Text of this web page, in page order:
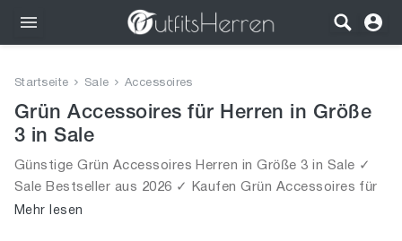
Bekleidung
Schuhe
Startseite Sale Accessoires
Grün Accessoires für Herren in Größe
3 in Sale
Günstige Grün Accessoires Herren in Größe 3 in Sale ✓
Sale Bestseller aus 2026 ✓ Kaufen Grün Accessoires für
Männer in Größe 3 in Sale!
Mehr lesen